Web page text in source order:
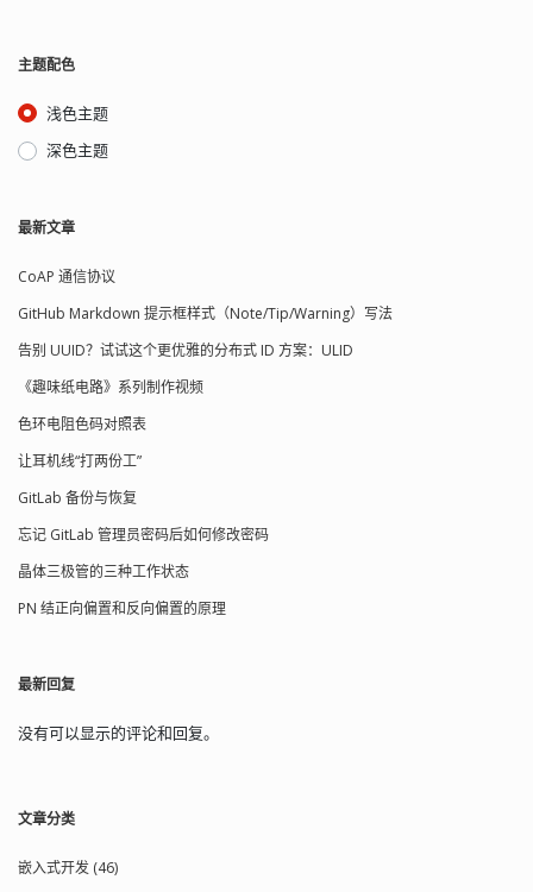
字。如不满 4 个字符则在右边以空格充
填。块长度字段占 4 个字节，保存的是
长度字段。所以一个块的实际长度为块
长度字段内的数值加 8。RIFF 格式规定，
只有 RIFF 及 LIST 块可以含有子块，其它
档标识 RIFF，同时也是 RIFF 的块标识，
二部分为文件的数据长度，占 4 个字
节，其数值为文件长度 -8；第三部分为
RIFF 块数据，前 4 个字节为文件格式类
型标识，如：WAVE、AVI 等，后面其它
为小端模式 typedef struct WavRiff {
char id[4]; //"RIFF" uint32_t size; //块长
度，从下一个字段（format）首地址开
始到文件末尾的总字节数，该字段的数
//文件格式类型："WAVE" } wav_riff_t;
typedef struct WavFmt { char id[4]; //
式子块长度，其数值不确定,取决于编码
下个字段到格式子块结束的字节数
式,PCM = 1 uint16_t channels; //通道
sample_rate; //采样频率，单位Hz
uint16_t block_align; //块对齐字节数 =
多个该值大小的字节数据,用该数值调整
主题配色
浅色主题
深色主题
最新文章
CoAP 通信协议
GitHub Markdown 提示框样式（Note/Tip/Warning）写法
告别 UUID？试试这个更优雅的分布式 ID 方案：ULID
《趣味纸电路》系列制作视频
色环电阻色码对照表
让耳机线“打两份工”
GitLab 备份与恢复
忘记 GitLab 管理员密码后如何修改密码
晶体三极管的三种工作状态
PN 结正向偏置和反向偏置的原理
最新回复
没有可以显示的评论和回复。
文章分类
嵌入式开发 (46)